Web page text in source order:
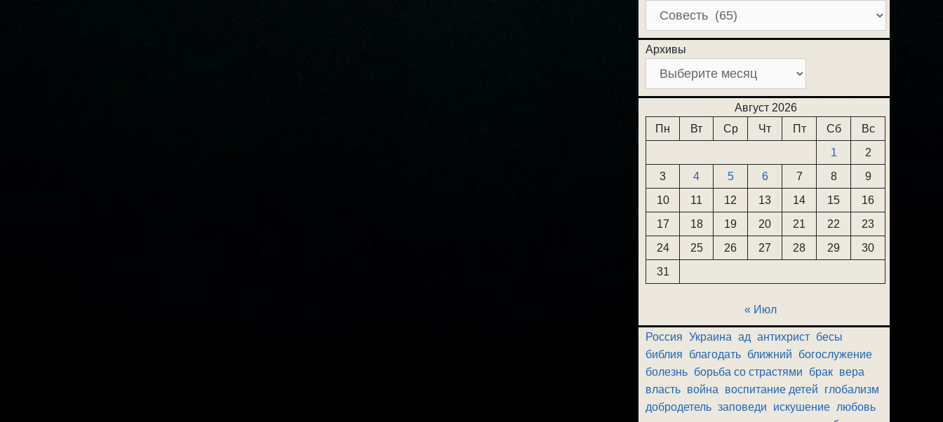
Архивы
Август 2026
Пн
Вт Ср Чт Пт Сб
Вс
1
2
3
4 5 6 7 8
9
10
11 12 13 14 15
16
17
18 19 20 21 22
23
24
25 26 27 28 29
30
31
« Июл
Россия Украина ад антихрист бесы
библия
благодать ближний
богослужение
болезнь борьба со страстями брак вера
власть война воспитание детей
глобализм
добродетель заповеди искушение любовь